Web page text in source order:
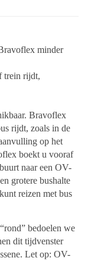
minder
trein rijdt,
Bravoflex
rijdt, zoals in de
op het
boekt u vooraf
naar een OV-
grotere bushalte
reizen met bus
bedoelen we
dit tijdvenster
Let op: OV-